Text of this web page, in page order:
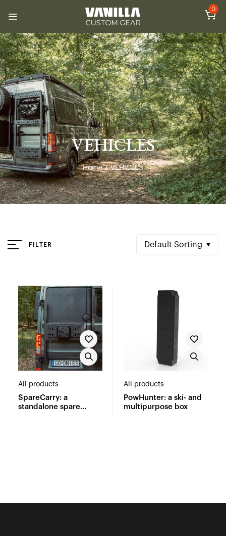
0
VEHICLES
Home / VEHICLES
FILTER Default Sorting
All products
SpareCarry: a
standalone spare
All products
PowHunter: a ski- and
multipurpose box